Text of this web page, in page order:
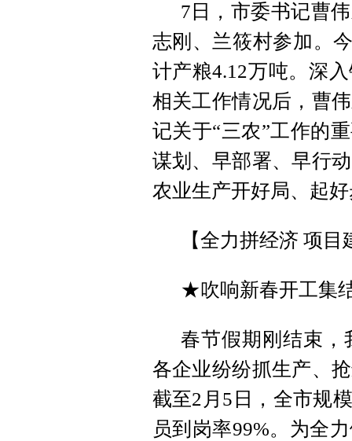
7日，市委书记曹
志刚、兰筱村参加。
计产粮4.12万吨。深
相关工作情况后，曹
记关于“三农”工作的
谋划、早部署、早行
农业生产开好局、起
【全力拼经济 项目
★吹响新春开工集
春节假期刚结束，
各企业纷纷抓生产、
截至2月5日，全市规
员到岗率99%。为全